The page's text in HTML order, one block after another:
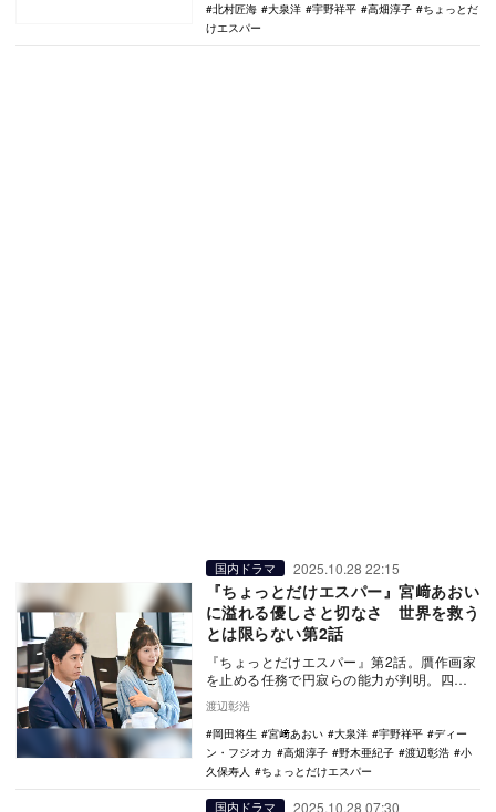
北村匠海
大泉洋 宇野祥平 高畑淳子
ちょっとだ
けエスパー
国内ドラマ 2025.10.28 22:15
『ちょっとだけエスパー』宮﨑あおい
に溢れる優しさと切なさ 世界を救う
とは限らない第2話
『ちょっとだけエスパー』第2話。贋作画家
を止める任務で円寂らの能力が判明。四季
の悲しい過去も明かされ、チームは「世
界」でなく彼女…
渡辺彰浩
岡田将生
宮﨑あおい 大泉洋 宇野祥平
ディー
ン・フジオカ
高畑淳子 野木亜紀子 渡辺彰浩
小
久保寿人
ちょっとだけエスパー
国内ドラマ 2025.10.28 07:30